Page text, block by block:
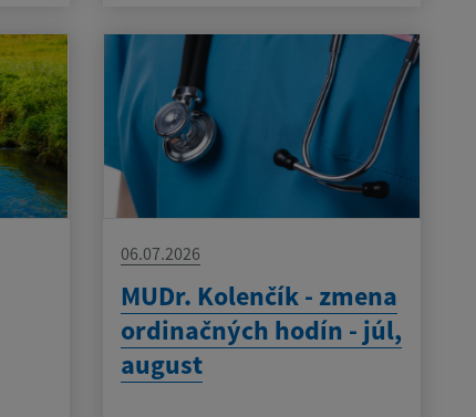
06.07.2026
MUDr. Kolenčík - zmena
ordinačných hodín - júl,
august